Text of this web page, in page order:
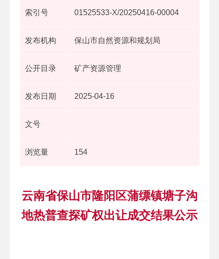
索引号 01525533-X/20250416-00004
发布机构 保山市自然资源和规划局
公开目录 矿产资源管理
发布日期 2025-04-16
文号
浏览量 154
云南省保山市隆阳区蒲缥镇塘子沟
地热普查探矿权出让成交结果公示